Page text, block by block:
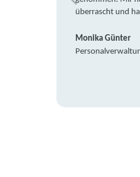
überrascht und
Monika Günter